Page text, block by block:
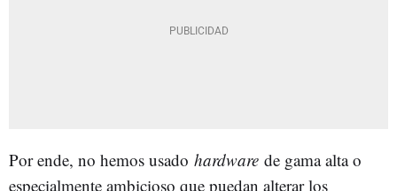
Por ende, no hemos usado hardware de gama alta o
especialmente ambicioso que puedan alterar los